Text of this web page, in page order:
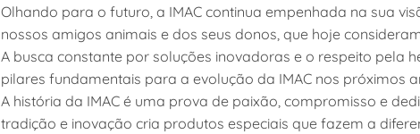
Olhando para o futuro, a IMAC continua empenhada na sua
nossos amigos animais e dos seus donos, que hoje
A busca constante por soluções inovadoras e o respeito pela
pilares fundamentais para a evolução da IMAC nos próximos
A história da IMAC é uma prova de paixão, compromisso e
tradição e inovação cria produtos especiais que fazem a